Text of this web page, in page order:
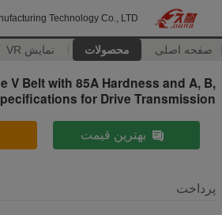
Technology Co., LTD
صفحه اصلی محصولات نمایش VR
V Belt with 85A Hardness and A, B,
for Drive Transmission
بهترین قیمت
پرداخت